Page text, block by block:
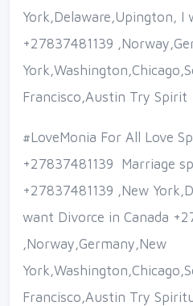
York,Delaware,Upington, I
+27837481139
Francisco,Austin Try Spirit
#LoveMonia For All Love
+27837481139 Marriage
+27837481139 ,New
want Divorce in Canada
,Norway,Germany,New
Francisco,Austin Try